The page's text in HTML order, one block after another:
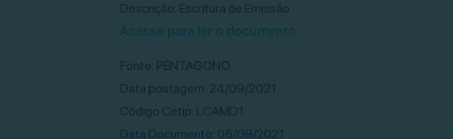
Descrição: Escritura de Emissão
Acesse para ler o documento
Fonte: PENTAGONO
Data postagem: 24/09/2021
Código Cetip: LCAMD1
Data Documento: 06/09/2021